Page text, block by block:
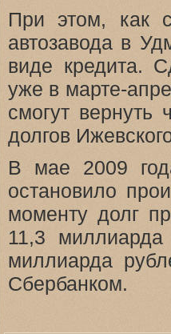
При этом, как
автозавода в
виде кредита.
уже в марте-
смогут вернуть
долгов
В мае 2009
остановило
моменту долг
11,3
миллиарда
Сбербанком.